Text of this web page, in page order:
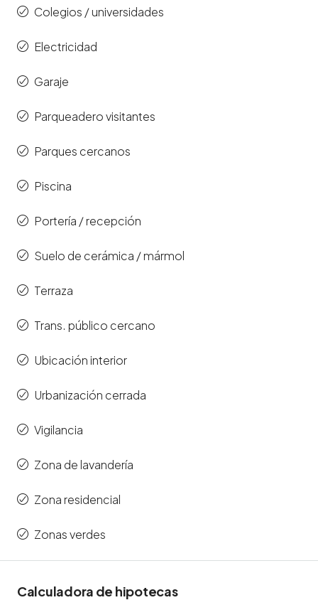
Colegios / universidades
Electricidad
Garaje
Parqueadero visitantes
Parques cercanos
Piscina
Portería / recepción
Suelo de cerámica / mármol
Terraza
Trans. público cercano
Ubicación interior
Urbanización cerrada
Vigilancia
Zona de lavandería
Zona residencial
Zonas verdes
Calculadora de hipotecas